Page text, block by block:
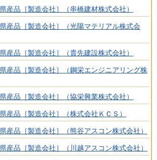
産品［製造会社］（串橋建材株式会社）
産品［製造会社］（光陽マテリアル株式会
産品［製造会社］（貴先建設株式会社）
産品［製造会社］（鋼栄エンジニアリング株
産品［製造会社］（協栄興業株式会社）
産品［製造会社］（株式会社ＫＣＳ）
産品［製造会社］（熊谷アスコン株式会社）
産品［製造会社］（川越アスコン株式会社）